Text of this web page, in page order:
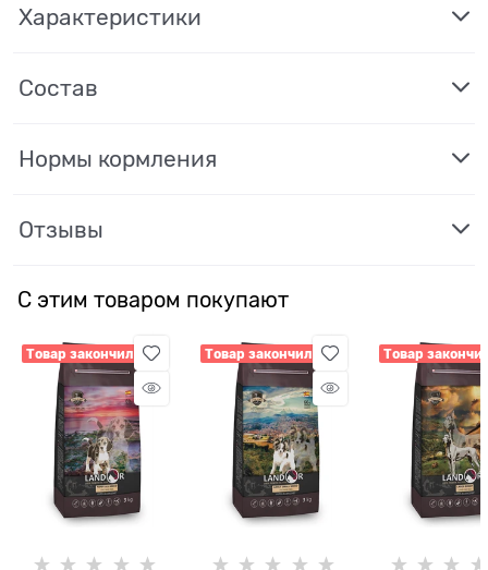
Характеристики
Состав
Нормы кормления
Отзывы
С этим товаром покупают
Товар закончился Товар закончился Товар